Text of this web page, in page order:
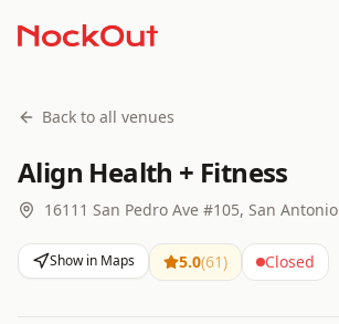
Back to all venues
Align Health + Fitness
16111 San Pedro Ave #105, San Antonio
Show in Maps 5.0(61) Closed